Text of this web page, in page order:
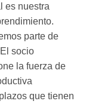
es nuestra
parte de
socio
la fuerza de
que tienen